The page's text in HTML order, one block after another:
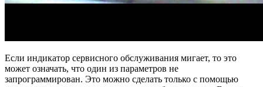
Если индикатор сервисного обслуживания мигает, то это
может означать, что один из параметров не
запрограммирован. Это можно сделать только с помощью